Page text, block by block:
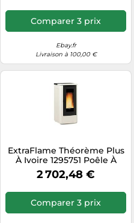
Comparer 3 prix
Ebay.fr
Livraison à 100,00 €
ExtraFlame Théorème Plus
À Ivoire 1295751 Poêle À
Pellets 12KW A+ Affichage
LCD
2 702,48 €
Comparer 3 prix